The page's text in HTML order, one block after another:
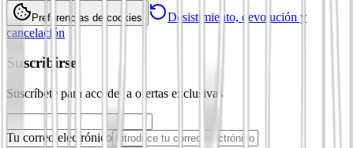
Preferencias de cookies
Desistimiento, devolución y
cancelación
Suscribirse
Suscríbete para acceder a ofertas exclusivas
Tu correo electrónico